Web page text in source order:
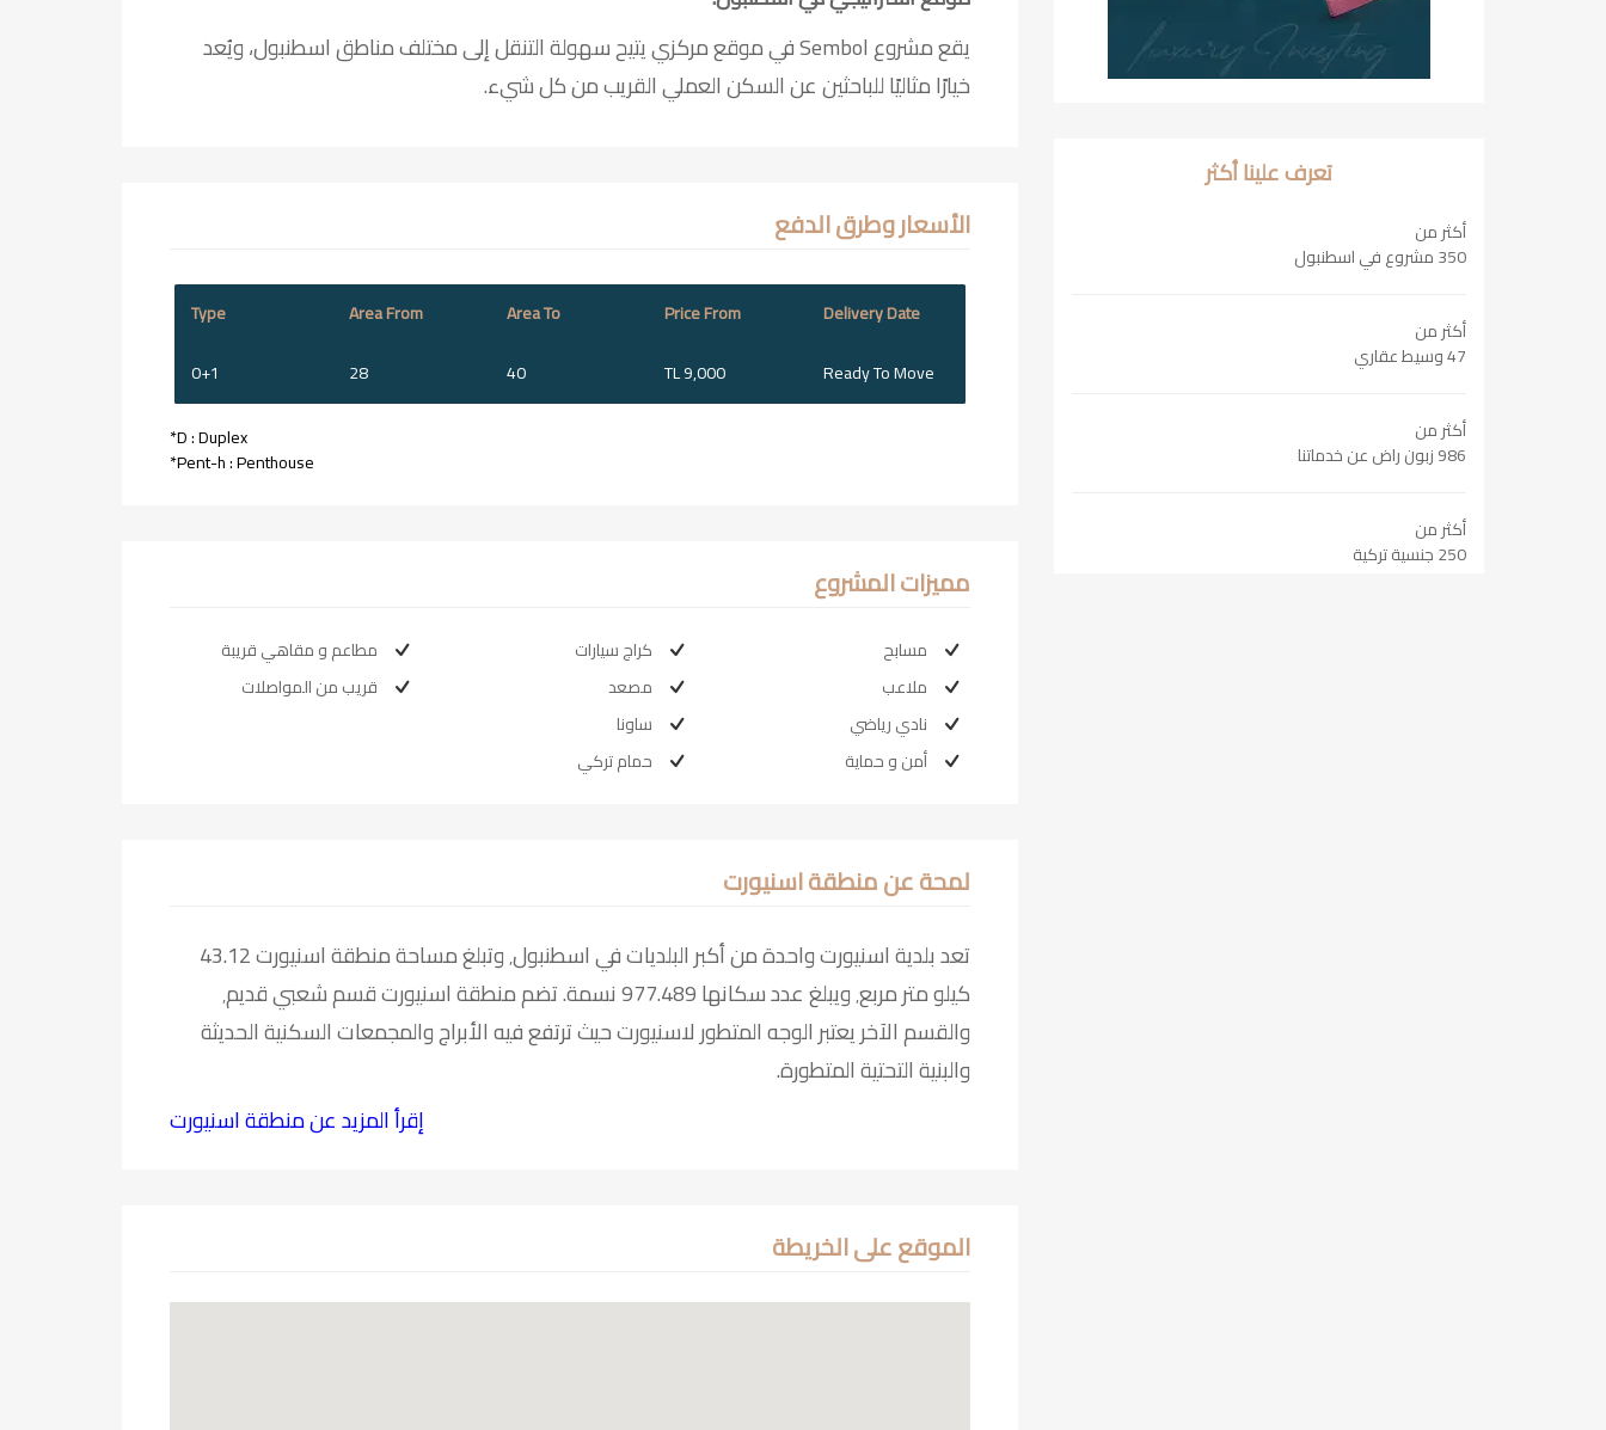
يقع مشروع Sembol في موقع مركزي يتيح سهولة التنقل إلى مختلف مناطق اسطنبول، ويُعد
خيارًا مثاليًا للباحثين عن السكن العملي القريب من كل شيء.
الأسعار وطرق الدفع
Type Area From Area To Price From
Delivery Date
0+1
28 40 TL 9,000 Ready To Move
*D : Duplex
*Pent-h : Penthouse
مميزات المشروع
مسابح
ملاعب
نادي رياضي
أمن و حماية
كراج سيارات
مصعد
ساونا
حمام تركي
مطاعم و مقاهي قريبة
قريب من المواصلات
لمحة عن منطقة اسنيورت
تعد بلدية اسنيورت واحدة من أكبر البلديات في اسطنبول٬ وتبلغ مساحة منطقة اسنيورت 43.12
كيلو متر مربع٬ ويبلغ عدد سكانها 977.489 نسمة. تضم منطقة اسنيورت قسم شعبي قديم٬
والقسم الآخر يعتبر الوجه المتطور لاسنيورت حيث ترتفع فيه الأبراج والمجمعات السكنية الحديثة
والبنية التحتية المتطورة.
إقرأ المزيد عن منطقة اسنيورت
الموقع على الخريطة
تعرف علينا أكثر
أكثر من
350 مشروع في اسطنبول
أكثر من
47 وسيط عقاري
أكثر من
986 زبون راض عن خدماتنا
أكثر من
250 جنسية تركية